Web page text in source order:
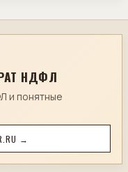
НДФЛ
и понятные
→